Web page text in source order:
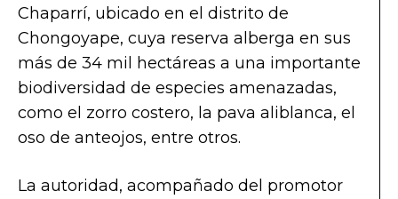
Chaparrí, ubicado en el distrito de
Chongoyape, cuya reserva alberga en sus
más de 34 mil hectáreas a una importante
biodiversidad de especies amenazadas,
como el zorro costero, la pava aliblanca, el
oso de anteojos, entre otros.
La autoridad, acompañado del promotor